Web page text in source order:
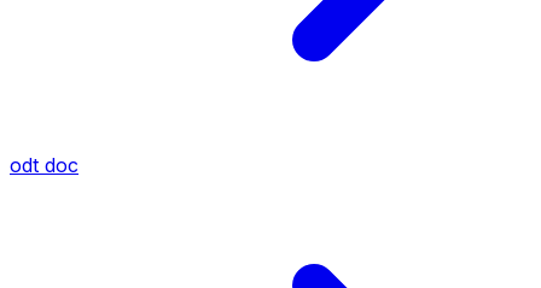
odt doc